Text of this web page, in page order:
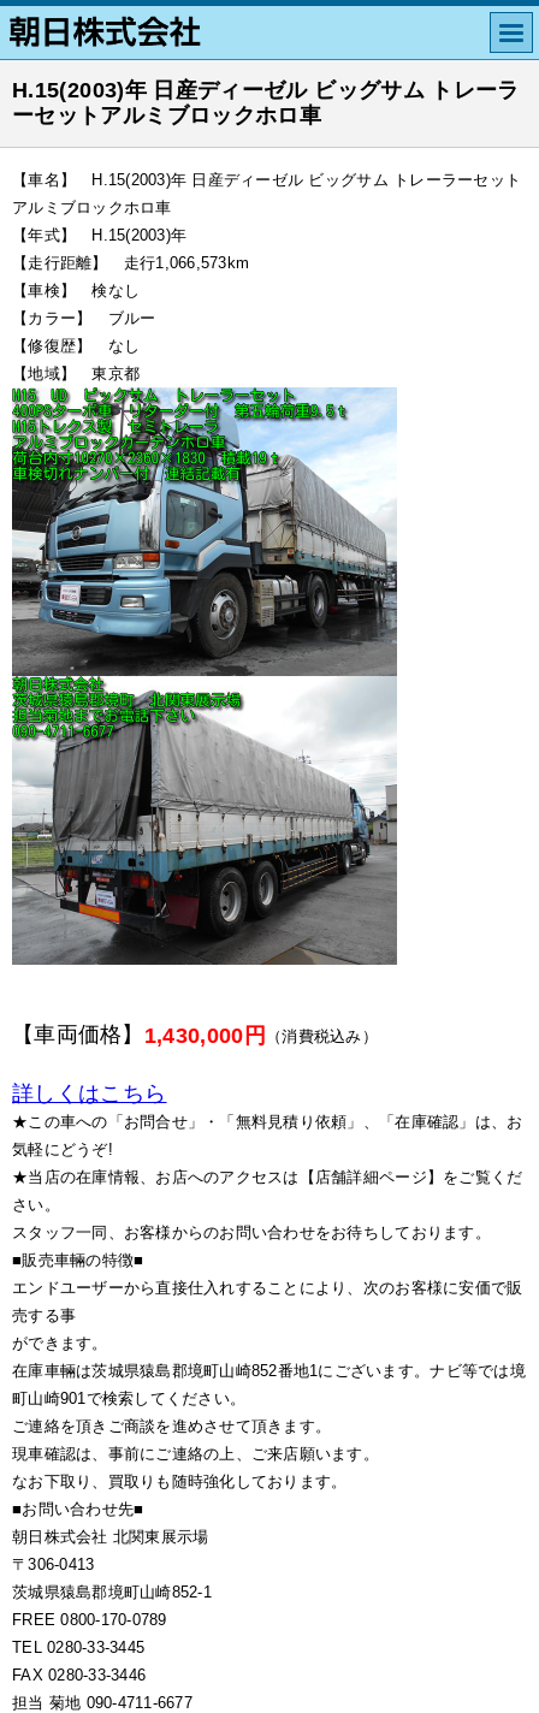
H.15(2003)年 日産ディーゼル ビッグサム トレーラ
ーセットアルミブロックホロ車
【車名】 H.15(2003)年 日産ディーゼル ビッグサム トレーラーセット
アルミブロックホロ車
【年式】 H.15(2003)年
【走行距離】 走行1,066,573km
【車検】 検なし
【カラー】 ブルー
【修復歴】 なし
【地域】 東京都
【車両価格】 1,430,000円 （消費税込み）
詳しくはこちら
★この車への「お問合せ」・「無料見積り依頼」、「在庫確認」は、お
気軽にどうぞ!
★当店の在庫情報、お店へのアクセスは【店舗詳細ページ】をご覧くだ
さい。
スタッフ一同、お客様からのお問い合わせをお待ちしております。
■販売車輛の特徴■
エンドユーザーから直接仕入れすることにより、次のお客様に安価で販
売する事
ができます。
在庫車輛は茨城県猿島郡境町山崎852番地1にございます。ナビ等では境
町山崎901で検索してください。
ご連絡を頂きご商談を進めさせて頂きます。
現車確認は、事前にご連絡の上、ご来店願います。
なお下取り、買取りも随時強化しております。
■お問い合わせ先■
朝日株式会社 北関東展示場
〒306-0413
茨城県猿島郡境町山崎852-1
FREE 0800-170-0789
TEL 0280-33-3445
FAX 0280-33-3446
担当 菊地 090-4711-6677